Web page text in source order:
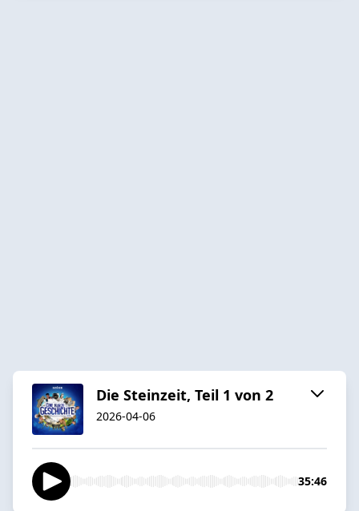
Die Steinzeit, Teil 1 von 2
2026-04-06
35:46